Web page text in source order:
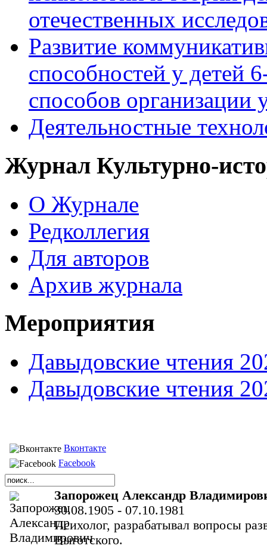
отечественных
Развитие
способностей у детей
способов организации
Деятельностные
Журнал Культурно-
О Журнале
Редколлегия
Для авторов
Архив журнала
Мероприятия
Давыдовские чтения
Давыдовские чтения
Вконтакте
Facebook
Запорожец Александр
30.08.1905 - 07.10.1981
Психолог, разрабатывал вопросы
Выготского.